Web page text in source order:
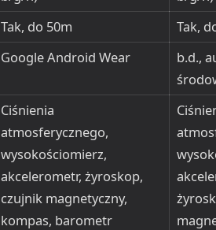
Tak, do 50m
Tak,
Google Android Wear
b.d.,
Ciśnienia
atmosferycznego,
wysokościomierz,
akcelerometr, żyroskop,
czujnik magnetyczny,
kompas, barometr